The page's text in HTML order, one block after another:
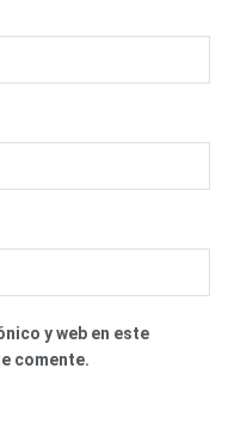
y web en este
comente.